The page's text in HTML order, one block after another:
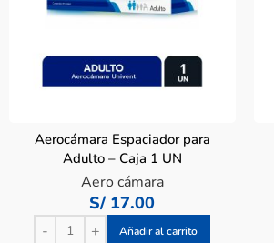
Aerocámara Espaciador para
Adulto – Caja 1 UN
Aero cámara
S/ 17.00
Añadir al carrito